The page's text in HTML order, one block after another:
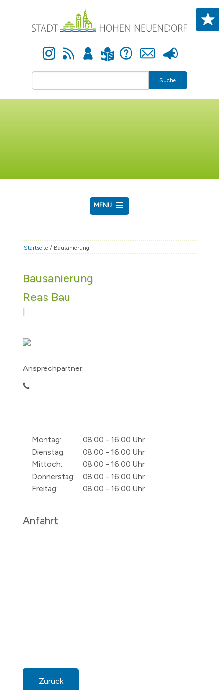
Instagram Newsfeed Anmelden Leichte Sprache Hilfe Kontakt Presse
Suche
MENU
RATHAUS & POLITIK
FAMILIE & BILDUNG
Startseite / Bausanierung
Bausanierung
Reas Bau
Ansprechpartner:
Montag:
08:00 - 16:00 Uhr
Dienstag:
08:00 - 16:00 Uhr
Mittoch:
08:00 - 16:00 Uhr
Donnerstag:
08:00 - 16:00 Uhr
Freitag:
08:00 - 16:00 Uhr
Anfahrt
Zurück